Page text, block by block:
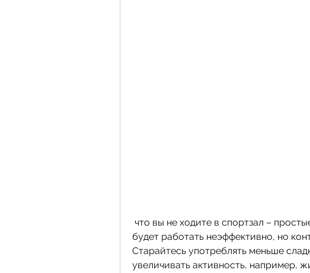
будет работать неэффективно, но
Старайтесь употреблять меньше
увеличивать активность, например,